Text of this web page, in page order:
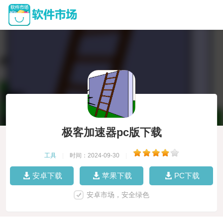
极客加速器pc版下载
工具 时间：2024-09-30
安卓下载 苹果下载 PC下载
安卓市场，安全绿色